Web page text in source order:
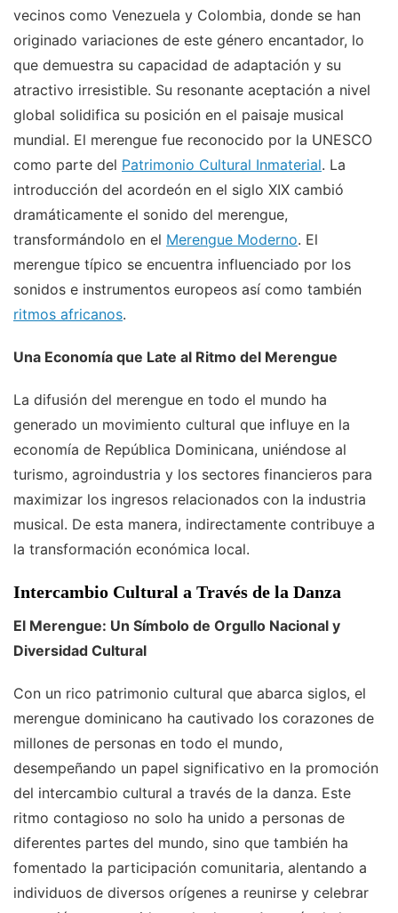
vecinos como Venezuela y Colombia, donde se han
originado variaciones de este género encantador, lo
que demuestra su capacidad de adaptación y su
atractivo irresistible. Su resonante aceptación a nivel
global solidifica su posición en el paisaje musical
mundial. El merengue fue reconocido por la UNESCO
como parte del Patrimonio Cultural Inmaterial. La
introducción del acordeón en el siglo XIX cambió
dramáticamente el sonido del merengue,
transformándolo en el Merengue Moderno. El
merengue típico se encuentra influenciado por los
sonidos e instrumentos europeos así como también
ritmos africanos.
Una Economía que Late al Ritmo del Merengue
La difusión del merengue en todo el mundo ha
generado un movimiento cultural que influye en la
economía de República Dominicana, uniéndose al
turismo, agroindustria y los sectores financieros para
maximizar los ingresos relacionados con la industria
musical. De esta manera, indirectamente contribuye a
la transformación económica local.
Intercambio Cultural a Través de la Danza
El Merengue: Un Símbolo de Orgullo Nacional y
Diversidad Cultural
Con un rico patrimonio cultural que abarca siglos, el
merengue dominicano ha cautivado los corazones de
millones de personas en todo el mundo,
desempeñando un papel significativo en la promoción
del intercambio cultural a través de la danza. Este
ritmo contagioso no solo ha unido a personas de
diferentes partes del mundo, sino que también ha
fomentado la participación comunitaria, alentando a
individuos de diversos orígenes a reunirse y celebrar